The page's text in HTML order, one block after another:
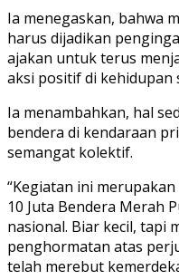
Ia menegaskan, bahwa
harus dijadikan
ajakan untuk terus
aksi positif di kehidupan
Ia menambahkan, hal
bendera di kendaraan
semangat kolektif.
“Kegiatan ini
10 Juta Bendera Merah
nasional. Biar kecil, tapi
penghormatan atas
telah merebut